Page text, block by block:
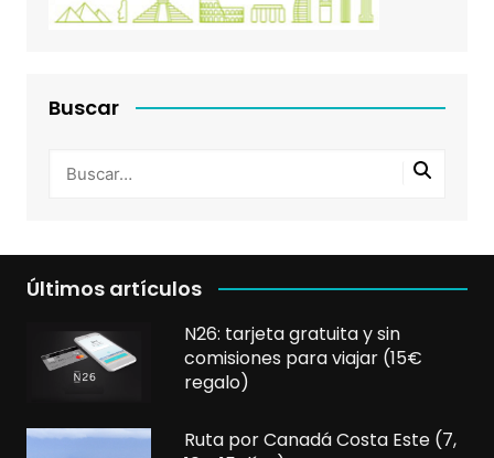
Buscar
Últimos artículos
N26: tarjeta gratuita y sin
comisiones para viajar (15€
regalo)
Ruta por Canadá Costa Este (7,